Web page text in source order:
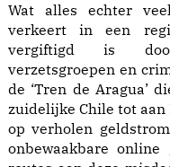
Wat alles echter
verkeert in een
vergiftigd is door
verzetsgroepen en
de ‘Tren de Aragua’
zuidelijke Chile tot aan
op verholen
onbewaakbare